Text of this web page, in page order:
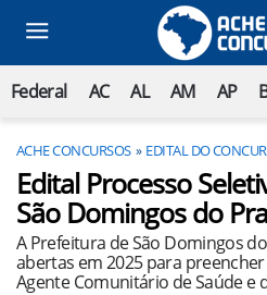
Federal AC AL AM AP
ACHE CONCURSOS EDITAL DO
Edital Processo
São Domingos do
A Prefeitura de São Domingos
abertas em 2025 para
Agente Comunitário de Saúde e